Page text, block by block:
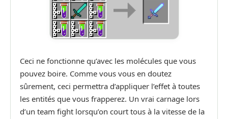
Ceci ne fonctionne qu’avec les molécules que vous
pouvez boire. Comme vous vous en doutez
sûrement, ceci permettra d’appliquer l’effet à toutes
les entités que vous frapperez. Un vrai carnage lors
d’un team fight lorsqu’on court tous à la vitesse de la